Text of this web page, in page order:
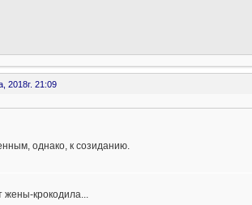
2018г. 21:09
однако, к созиданию.
крокодила...